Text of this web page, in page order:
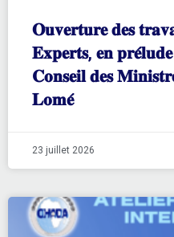
𝐎𝐮𝐯𝐞𝐫𝐭𝐮𝐫𝐞 𝐝𝐞𝐬
𝐄𝐱𝐩𝐞𝐫𝐭𝐬, 𝐞𝐧
𝐂𝐨𝐧𝐬𝐞𝐢𝐥 𝐝𝐞𝐬
𝐋𝐨𝐦𝐞́
23 juillet 2026